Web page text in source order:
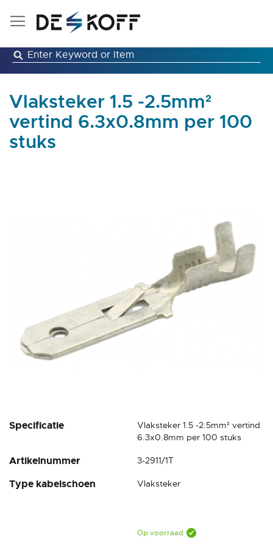
Ga
inhoud
Vlaksteker 1.5 -2.5mm²
vertind 6.3x0.8mm per 100
stuks
Specificatie
Vlaksteker 1.5 -2.5mm² vertind
6.3x0.8mm per 100 stuks
Artikelnummer 3-2911/1T
Type kabelschoen Vlaksteker
Op voorraad
Ga
begin
de